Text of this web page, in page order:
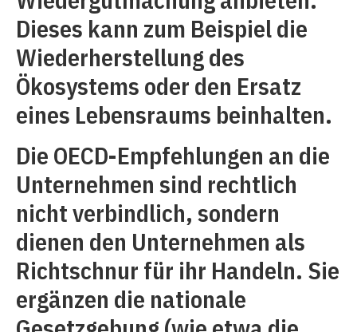
Dieses kann zum Beispiel die
Wiederherstellung des
Ökosystems oder den Ersatz
eines Lebensraums beinhalten.
Die OECD-Empfehlungen an die
Unternehmen sind rechtlich
nicht verbindlich, sondern
dienen den Unternehmen als
Richtschnur für ihr Handeln. Sie
ergänzen die nationale